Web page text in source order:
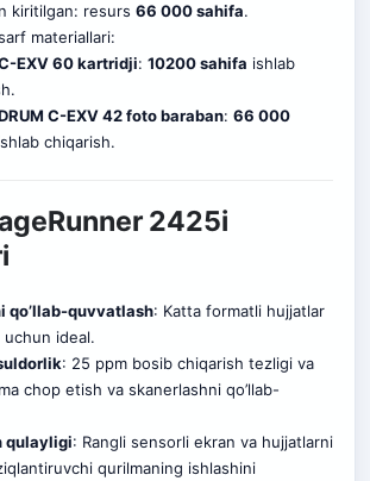
kiritilgan: resurs 66 000 sahifa.
materiallari:
EXV 60 kartridji:10200 sahifa ishlab
C-EXV 42 foto baraban:66 000
chiqarish.
2425i
qo’llab-quvvatlash: Katta formatli hujjatlar
uchun ideal.
: 25 ppm bosib chiqarish tezligi va
chop etish va skanerlashni qo’llab-
qulayligi: Rangli sensorli ekran va hujjatlarni
qurilmaning ishlashini